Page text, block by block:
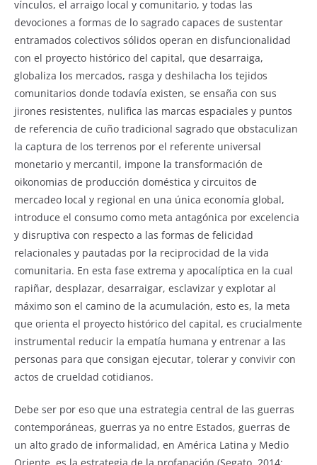
vínculos, el arraigo local y comunitario, y todas las
devociones a formas de lo sagrado capaces de sustentar
entramados colectivos sólidos operan en disfuncionalidad
con el proyecto histórico del capital, que desarraiga,
globaliza los mercados, rasga y deshilacha los tejidos
comunitarios donde todavía existen, se ensaña con sus
jirones resistentes, nulifica las marcas espaciales y puntos
de referencia de cuño tradicional sagrado que obstaculizan
la captura de los terrenos por el referente universal
monetario y mercantil, impone la transformación de
oikonomias de producción doméstica y circuitos de
mercadeo local y regional en una única economía global,
introduce el consumo como meta antagónica por excelencia
y disruptiva con respecto a las formas de felicidad
relacionales y pautadas por la reciprocidad de la vida
comunitaria. En esta fase extrema y apocalíptica en la cual
rapiñar, desplazar, desarraigar, esclavizar y explotar al
máximo son el camino de la acumulación, esto es, la meta
que orienta el proyecto histórico del capital, es crucialmente
instrumental reducir la empatía humana y entrenar a las
personas para que consigan ejecutar, tolerar y convivir con
actos de crueldad cotidianos.
Debe ser por eso que una estrategia central de las guerras
contemporáneas, guerras ya no entre Estados, guerras de
un alto grado de informalidad, en América Latina y Medio